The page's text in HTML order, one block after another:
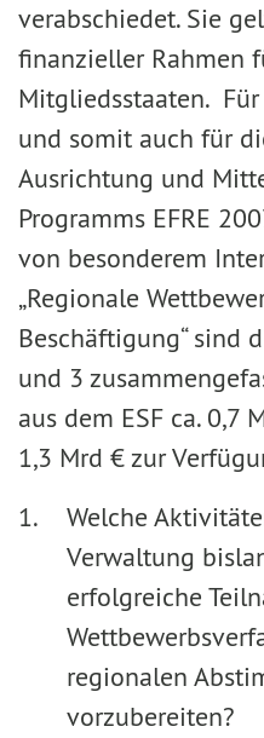
verabschiedet. Sie
finanzieller Rahmen
Mitgliedsstaaten.
und somit auch für
Ausrichtung und
Programms EFRE
von besonderem
„Regionale
Beschäftigung“ sind
und 3
aus dem ESF ca. 0,7
1,3 Mrd € zur
Welche
Verwaltung
erfolgreiche
regionalen
vorzubereiten?